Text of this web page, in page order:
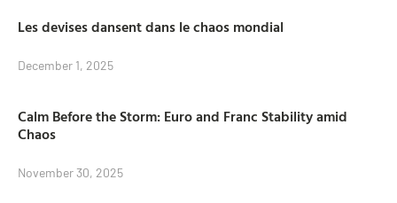
Les devises dansent dans le chaos mondial
December 1, 2025
Calm Before the Storm: Euro and Franc Stability amid
Chaos
November 30, 2025